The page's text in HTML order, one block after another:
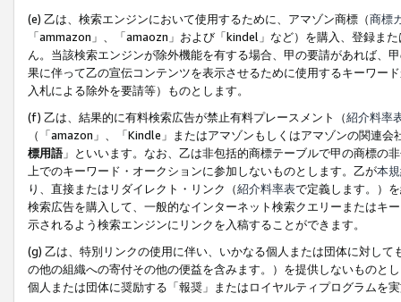
(e) 乙は、検索エンジンにおいて使用するために、アマゾン商標（商標
「ammazon」、「amaozn」および「kindel」など）を購入、登録ま
ん。当該検索エンジンが除外機能を有する場合、甲の要請があれば、
果に伴って乙の宣伝コンテンツを表示させるために使用するキーワー
入札による除外を要請等）ものとします。
(f) 乙は、結果的に有料検索広告が禁止有料プレースメント（紹介料率
（「amazon」、「Kindle」またはアマゾンもしくはアマゾンの関連
標用語」といいます。なお、乙は非包括的商標テーブルで甲の商標の
上でのキーワード・オークションに参加しないものとします。乙が本
り、直接またはリダイレクト・リンク（紹介料率表で定義します。）
検索広告を購入して、一般的なインターネット検索クエリーまたはキ
示されるよう検索エンジンにリンクを入稿することができます。
(g) 乙は、特別リンクの使用に伴い、いかなる個人または団体に対し
の他の組織への寄付その他の便益を含みます。）を提供しないものと
個人または団体に奨励する「報奨」またはロイヤルティプログラムを